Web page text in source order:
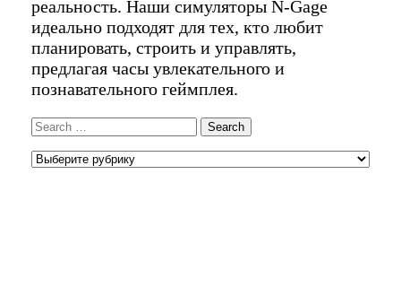
реальность. Наши симуляторы N-Gage
идеально подходят для тех, кто любит
планировать, строить и управлять,
предлагая часы увлекательного и
познавательного геймплея.
Search
for:
РУБРИКИ
Рубрики